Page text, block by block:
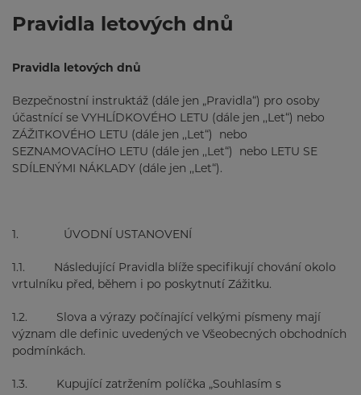
Pravidla letových dnů
Pravidla letových dnů
Bezpečnostní instruktáž (dále jen „Pravidla“) pro osoby
účastnící se VYHLÍDKOVÉHO LETU (dále jen ,,Let“) nebo
ZÁŽITKOVÉHO LETU (dále jen ,,Let“) nebo
SEZNAMOVACÍHO LETU (dále jen ,,Let“) nebo LETU SE
SDÍLENÝMI NÁKLADY (dále jen ,,Let“).
1. ÚVODNÍ USTANOVENÍ
1.1. Následující Pravidla blíže specifikují chování okolo
vrtulníku před, během i po poskytnutí Zážitku.
1.2. Slova a výrazy počínající velkými písmeny mají
význam dle definic uvedených ve Všeobecných obchodních
podmínkách.
1.3. Kupující zatržením políčka „Souhlasím s